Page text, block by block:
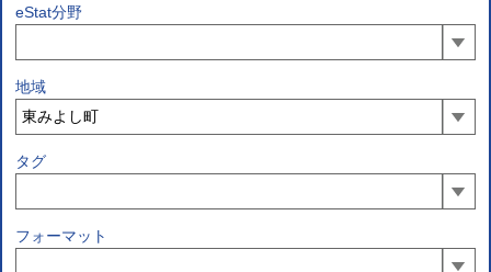
eStat分野
地域
タグ
フォーマット